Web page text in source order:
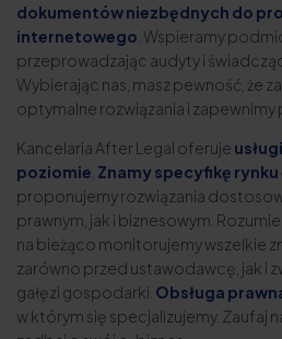
dokumentów niezbędnych do
internetowego . Wspieramy
przeprowadzając audyty i
Wybierając nas, masz pewność, że
optymalne rozwiązania i
Kancelaria After Legal oferuje
poziomie Znamy specyfikę
proponujemy rozwiązania
prawnym, jak i biznesowym.
na bieżąco monitorujemy wszelkie
zarówno przed ustawodawcę, jak i
gałęzi gospodarki. Obsługa
w którym się specjalizujemy. Zaufaj